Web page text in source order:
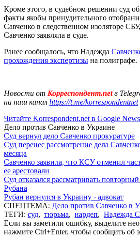
Кроме этого, в судебном решении суд
факты якобы принудительного
Савченко в следственном изоляторе
Савченко заявляла в суде.
Ранее сообщалось, что Надежда
прохождения экспертизы на полиграфе.
Новости от Корреспондент.netв
на наш канал https://t.me/korrespondentnet
Читайте Korrespondent.net в Google News
Дело против Савченко в Украине
Суд вернул дело Савченко прокуратуре
Суд перенес рассмотрение дела
месяца
Савченко заявила, что КСУ отменил
ее арестовали
Суд отказался рассматривать
Рубана
Рубан вернулся в Украину - адвокат
СПЕЦТЕМА: Дело против Савченко в
ТЕГИ: суд, тюрьма, нардеп, Надежда
Если вы заметили ошибку, выделите
нажмите Ctrl+Enter, чтобы сообщить об